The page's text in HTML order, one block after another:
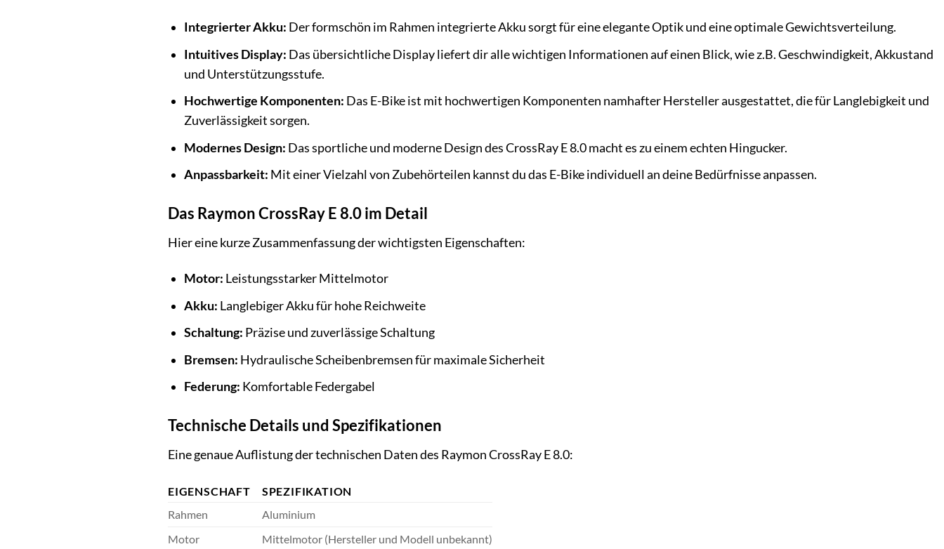
Integrierter Akku: Der formschön im Rahmen integrierte Akku sorgt für eine elegante Optik und eine optimale Gewichtsverteilung.
Intuitives Display: Das übersichtliche Display liefert dir alle wichtigen Informationen auf einen Blick, wie z.B. Geschwindigkeit, Akkustand
und Unterstützungsstufe.
Hochwertige Komponenten: Das E-Bike ist mit hochwertigen Komponenten namhafter Hersteller ausgestattet, die für Langlebigkeit und
Zuverlässigkeit sorgen.
Modernes Design: Das sportliche und moderne Design des CrossRay E 8.0 macht es zu einem echten Hingucker.
Anpassbarkeit: Mit einer Vielzahl von Zubehörteilen kannst du das E-Bike individuell an deine Bedürfnisse anpassen.
Das Raymon CrossRay E 8.0 im Detail
Hier eine kurze Zusammenfassung der wichtigsten Eigenschaften:
Motor: Leistungsstarker Mittelmotor
Akku: Langlebiger Akku für hohe Reichweite
Schaltung: Präzise und zuverlässige Schaltung
Bremsen: Hydraulische Scheibenbremsen für maximale Sicherheit
Federung: Komfortable Federgabel
Technische Details und Spezifikationen
Eine genaue Auflistung der technischen Daten des Raymon CrossRay E 8.0:
EIGENSCHAFT
SPEZIFIKATION
Rahmen
Aluminium
Motor
Mittelmotor (Hersteller und Modell unbekannt)